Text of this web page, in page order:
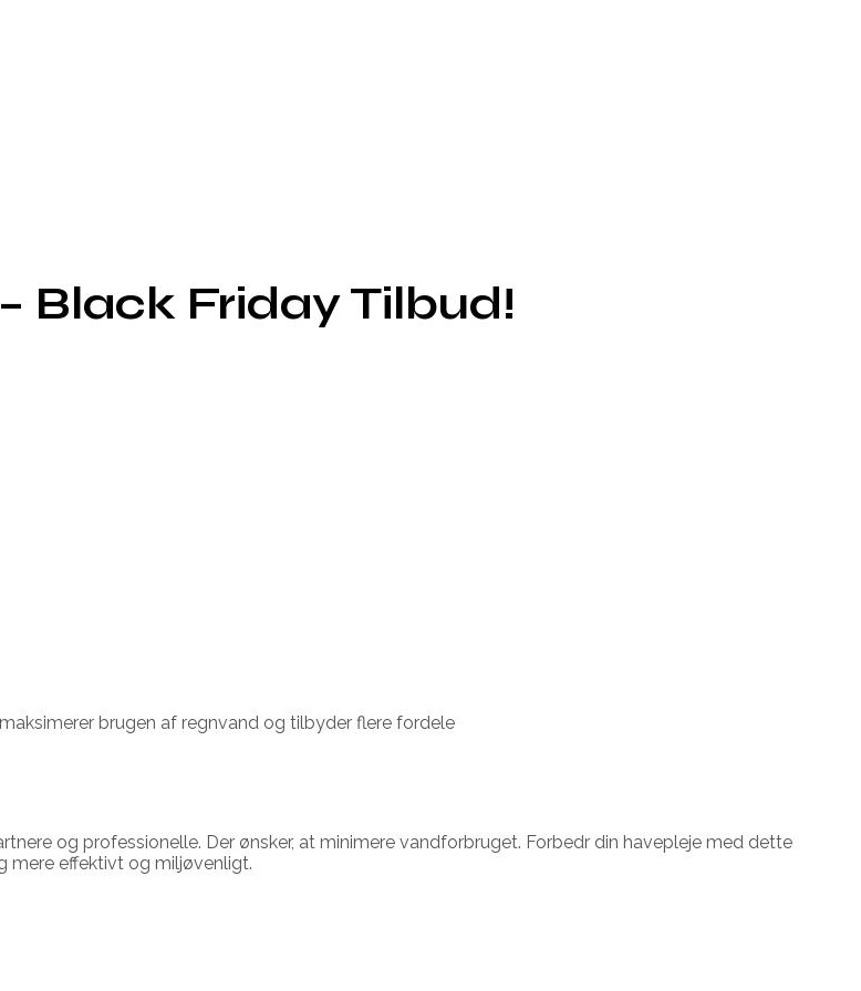
Black Friday Tilbud!
brugen af regnvand og tilbyder flere fordele
og professionelle. Der ønsker, at minimere vandforbruget. Forbedr din havepleje med dette
mere effektivt og miljøvenligt.